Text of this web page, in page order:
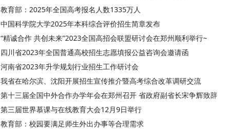
教育部：2025年全国高考报名人数1335万人
中国科学院大学2025年本科综合评价招生简章发布
“精诚合作 共创未来”2023全国高招会联盟研讨会在郑州顺利举行~
四川省2023年全国普通高校招生志愿填报公益咨询会邀请函
河南省2023年升学规划行业招生工作研讨会
我省在哈尔滨、沈阳开展招生宣传推介暨高考综合改革调研交流
第十三届全国中外合作办学年会在郑州召开 省政府副省长宋争辉致辞
第三届世界慕课与在线教育大会12月9日举行
教育部：校园要满足师生外出办事等合理需求